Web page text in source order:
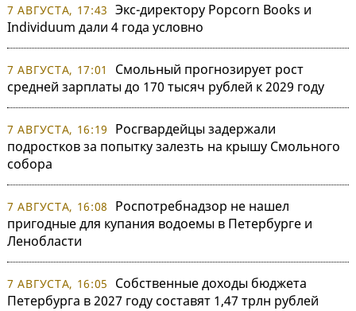
7 АВГУСТА, 17:43 Экс-директору Popcorn Books и
Individuum дали 4 года условно
7 АВГУСТА, 17:01
Смольный прогнозирует рост
средней зарплаты до 170 тысяч рублей к 2029 году
7 АВГУСТА, 16:19
Росгвардейцы задержали
подростков за попытку залезть на крышу Смольного
собора
7 АВГУСТА, 16:08
Роспотребнадзор не нашел
пригодные для купания водоемы в Петербурге и
Ленобласти
7 АВГУСТА, 16:05
Собственные доходы бюджета
Петербурга в 2027 году составят 1,47 трлн рублей